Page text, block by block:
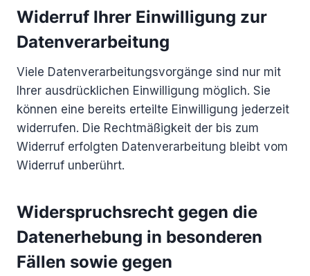
Widerruf Ihrer Einwilligung zur
Datenverarbeitung
Viele Datenverarbeitungsvorgänge sind nur mit
Ihrer ausdrücklichen Einwilligung möglich. Sie
können eine bereits erteilte Einwilligung jederzeit
widerrufen. Die Rechtmäßigkeit der bis zum
Widerruf erfolgten Datenverarbeitung bleibt vom
Widerruf unberührt.
Widerspruchsrecht gegen die
Datenerhebung in besonderen
Fällen sowie gegen